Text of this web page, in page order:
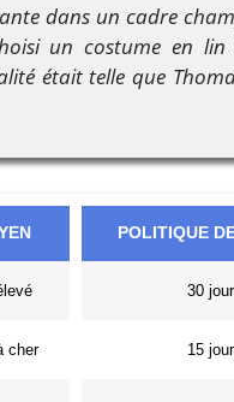
dans un cadre
un costume en
était telle que
POLITIQUE
30
cher 15